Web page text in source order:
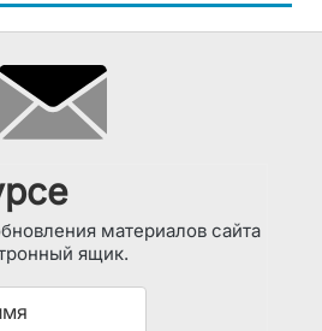
материалов сайта
ящик.